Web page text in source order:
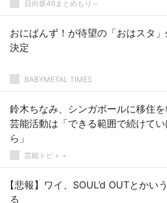
日向坂46まとめもり～
おにぱんず！が待望の「おはスタ
決定
BABYMETAL TIMES
鈴木ちなみ、シンガポールに移住
芸能活動は「できる範囲で続けてい
ら」
芸能トピ＋＋
【悲報】ワイ、SOUL’d OUTとかい
る